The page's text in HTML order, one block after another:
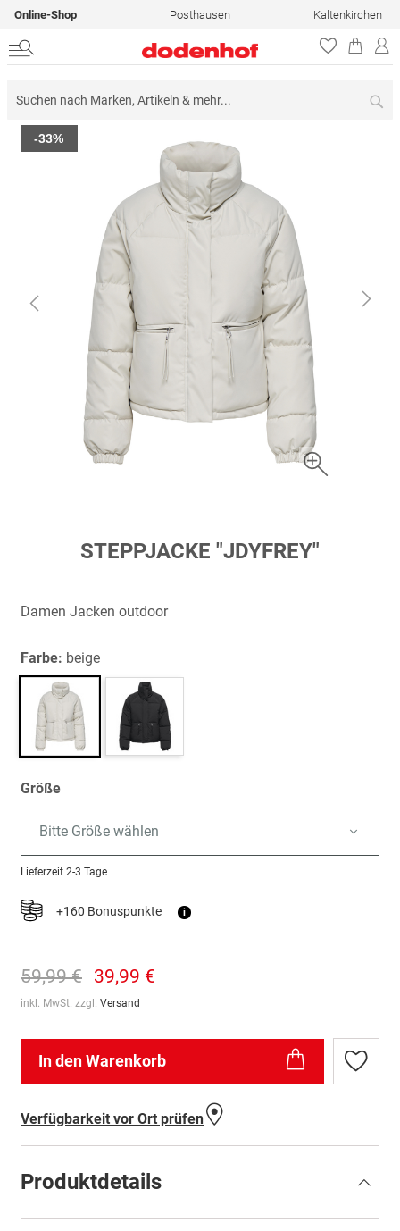
Online-Shop Posthausen Kaltenkirchen
Zum
Ende
-33%
springen
STEPPJACKE "JDYFREY"
Damen Jacken outdoor
Farbe: beige
Größe
Bitte Größe wählen
Lieferzeit 2-3 Tage
+160 Bonuspunkte i
59,99 € 39,99 €
inkl. MwSt. zzgl. Versand
In den Warenkorb
Zur
Verfügbarkeit vor Ort prüfen
Produktdetails